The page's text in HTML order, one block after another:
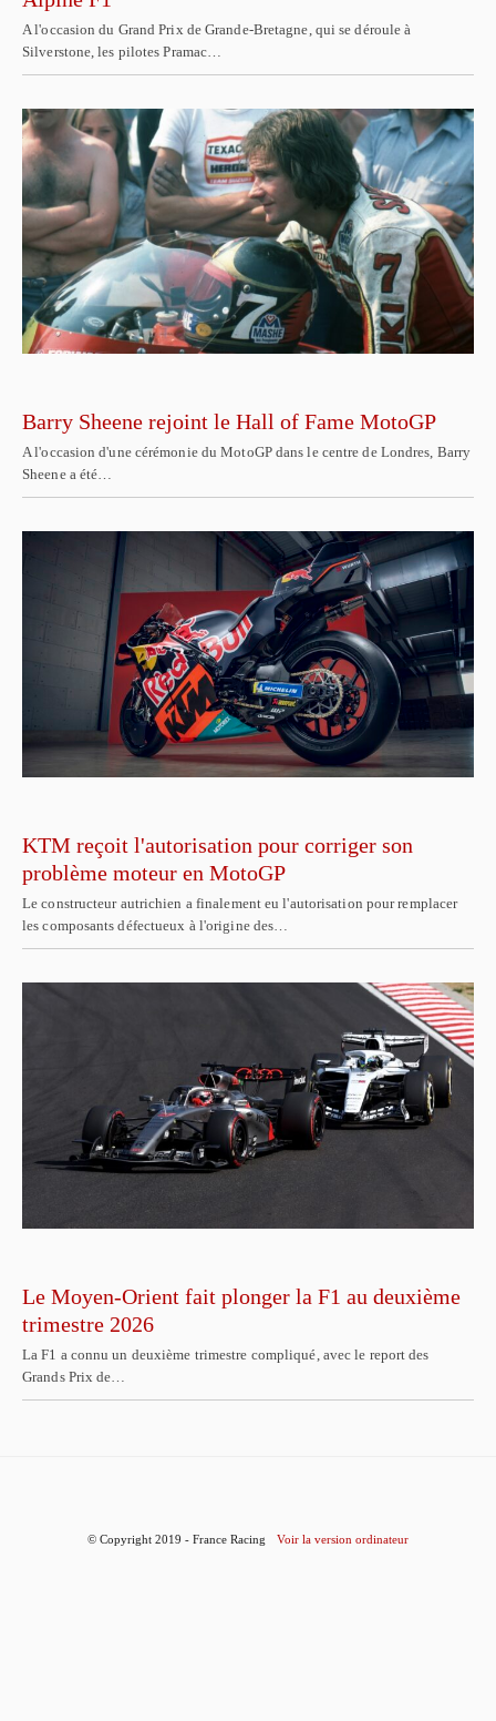
A l'occasion du Grand Prix de Grande-Bretagne, qui se déroule à
Silverstone, les pilotes Pramac…
Barry Sheene rejoint le Hall of Fame MotoGP
A l'occasion d'une cérémonie du MotoGP dans le centre de Londres, Barry
Sheene a été…
KTM reçoit l'autorisation pour corriger son
problème moteur en MotoGP
Le constructeur autrichien a finalement eu l'autorisation pour remplacer
les composants défectueux à l'origine des…
Le Moyen-Orient fait plonger la F1 au deuxième
trimestre 2026
La F1 a connu un deuxième trimestre compliqué, avec le report des
Grands Prix de…
© Copyright 2019 - France Racing Voir la version ordinateur